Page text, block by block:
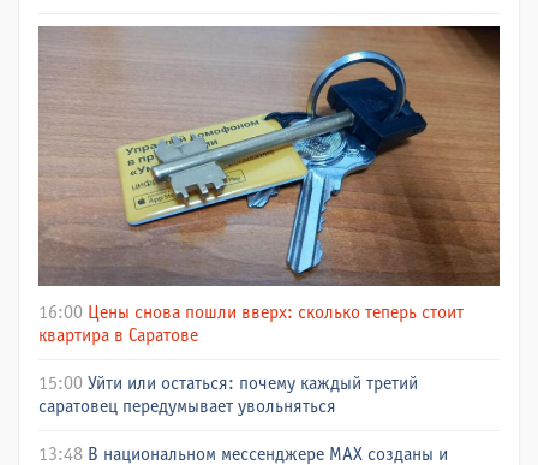
16:00 Цены снова пошли вверх: сколько теперь стоит
квартира в Саратове
15:00 Уйти или остаться: почему каждый третий
саратовец передумывает увольняться
13:48 В национальном мессенджере МАХ созданы и